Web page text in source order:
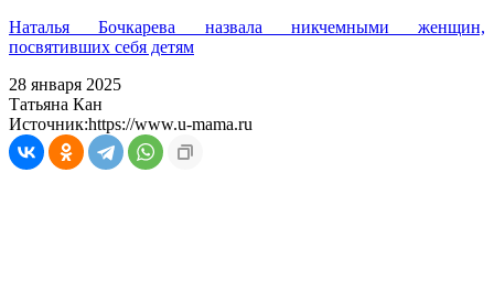
Наталья Бочкарева назвала никчемными женщин,
посвятивших себя детям
28 января 2025
Татьяна Кан
Источник:https://www.u-mama.ru